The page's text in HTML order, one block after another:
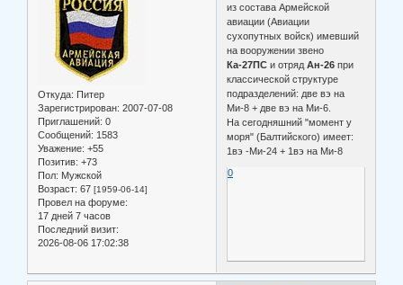
Откуда: Питер
Зарегистрирован: 2007-07-08
Приглашений: 0
Сообщений: 1583
Уважение: +55
Позитив: +73
Пол: Мужской
Возраст: 67 [1959-06-14]
Провел на форуме:
17 дней 7 часов
Последний визит:
2026-08-06 17:02:38
из состава Армейской
авиации (Авиации
сухопутных войск) имевший
на вооружении звено
Ка-27ПСи отрядАн-26при
классической структуре
подразделений: две вэ на
Ми-8 + две вэ на Ми-6.
На сегодняшний "момент у
моря" (Балтийского) имеет:
1вэ -Ми-24 + 1вэ на Ми-8
0